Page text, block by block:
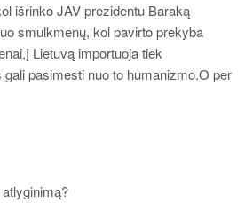
išrinko JAV prezidentu Baraką
smulkmenų, kol pavirto prekyba
Lietuvą importuoja tiek
pasimesti nuo to humanizmo.O per
atlyginimą?